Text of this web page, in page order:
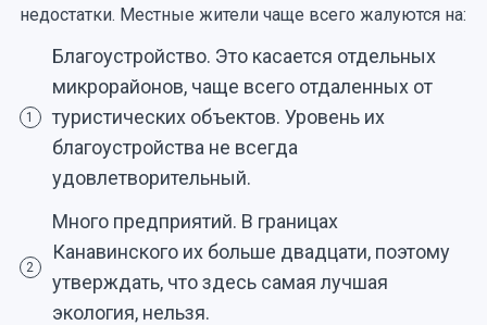
недостатки. Местные жители чаще всего жалуются на:
1
Благоустройство. Это касается отдельных
микрорайонов, чаще всего отдаленных от
туристических объектов. Уровень их
благоустройства не всегда
удовлетворительный.
2
Много предприятий. В границах
Канавинского их больше двадцати, поэтому
утверждать, что здесь самая лучшая
экология, нельзя.